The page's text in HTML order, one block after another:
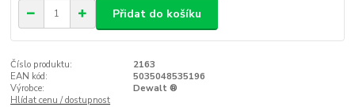
Přidat do košíku
Číslo produktu:
2163
EAN kód:
5035048535196
Výrobce:
Dewalt ®
Hlídat cenu / dostupnost